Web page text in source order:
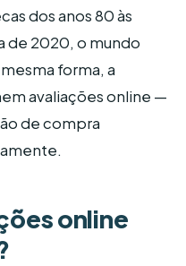
dos anos 80 às
de 2020, o mundo
forma, a
avaliações online —
de compra
online